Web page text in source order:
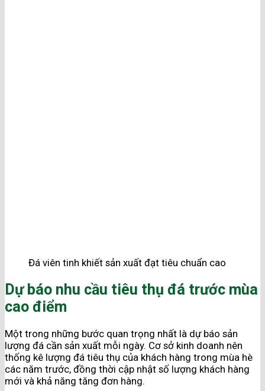
Đá viên tinh khiết sản xuất đạt tiêu chuẩn cao
Dự báo nhu cầu tiêu thụ đá trước mùa
cao điểm
Một trong những bước quan trọng nhất là dự báo sản
lượng đá cần sản xuất mỗi ngày. Cơ sở kinh doanh nên
thống kê lượng đá tiêu thụ của khách hàng trong mùa hè
các năm trước, đồng thời cập nhật số lượng khách hàng
mới và khả năng tăng đơn hàng.